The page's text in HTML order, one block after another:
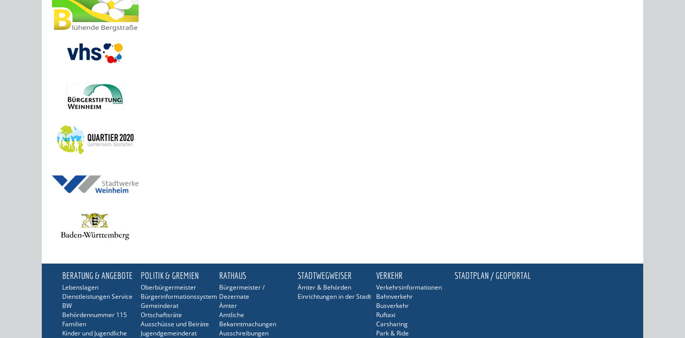
BERATUNG & ANGEBOTE
Lebenslagen
Dienstleistungen Service
BW
Behördennummer 115
Familien
Kinder und Jugendliche
POLITIK & GREMIEN
Oberbürgermeister
Bürgerinformationssystem
Gemeinderat
Ortschaftsräte
Ausschüsse und Beiräte
Jugendgemeinderat
RATHAUS
Bürgermeister /
Dezernate
Ämter
Amtliche
Bekanntmachungen
Ausschreibungen
STADTWEGWEISER
Ämter & Behörden
Einrichtungen in der Stadt
VERKEHR
Verkehrsinformationen
Bahnverkehr
Busverkehr
Ruftaxi
Carsharing
Park & Ride
STADTPLAN / GEOPORTAL